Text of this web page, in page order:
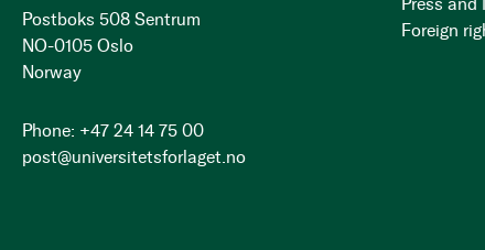
Postboks 508 Sentrum
NO-0105 Oslo
Norway
Phone: +47 24 14 75 00
post@universitetsforlaget.no
Foreign